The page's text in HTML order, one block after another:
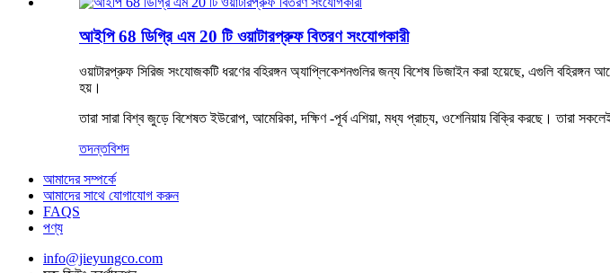
আইপি 68 ডিগ্রি এম 20 টি ওয়াটারপ্রুফ বিতরণ সংযোগকারী
ওয়াটারপ্রুফ সিরিজ সংযোজকটি ধরণের বহিরঙ্গন অ্যাপ্লিকেশনগুলির জন্য বিশেষ ডিজাইন করা হয়েছে, এগুলি বহিরঙ্গন
হয়।
তারা সারা বিশ্ব জুড়ে বিশেষত ইউরোপ, আমেরিকা, দক্ষিণ -পূর্ব এশিয়া, মধ্য প্রাচ্য, ওশেনিয়ায় বিক্রি করছে।
তদন্তবিশদ
আমাদের সম্পর্কে
আমাদের সাথে যোগাযোগ করুন
FAQS
পণ্য
info@jieyungco.com